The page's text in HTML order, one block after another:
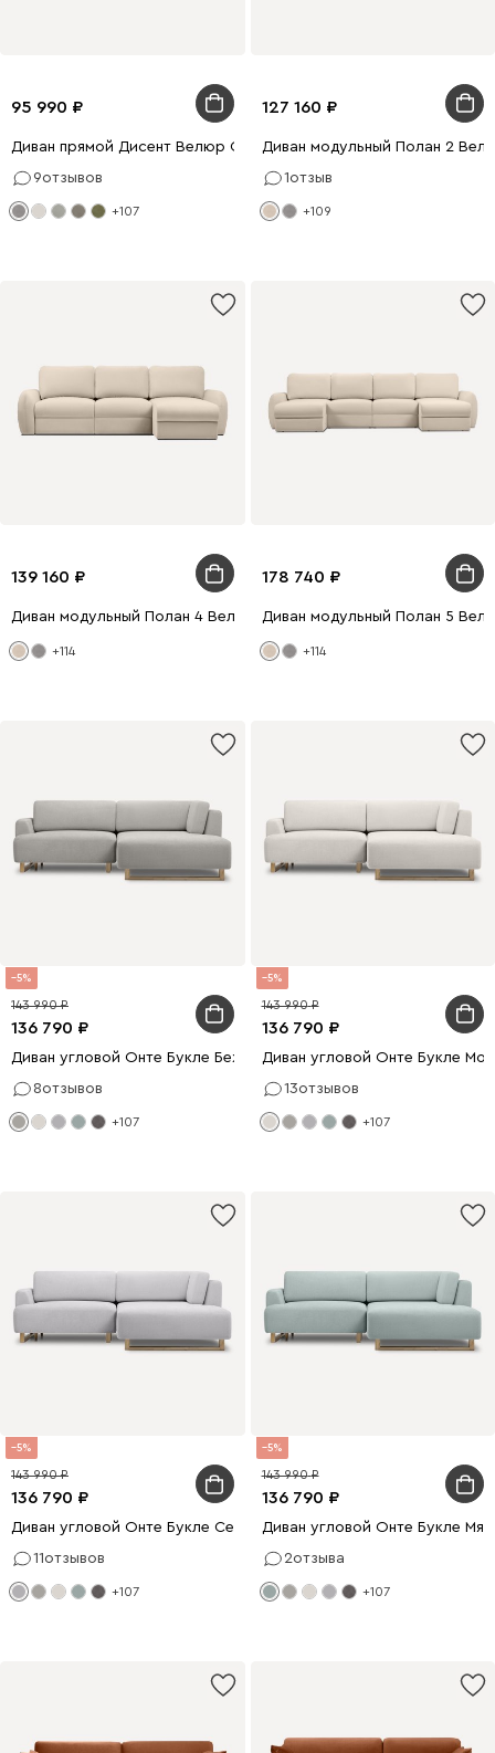
95 990
Диван прямой Дисент Велюр Светло-серый
9отзывов
+107
127 160
Диван модульный Полан 2
1отзыв
+109
139 160
Диван модульный Полан 4 Велюр Молочный
+114
178 740
Диван модульный Полан 5
+114
5
136 790
143 990
Диван угловой Онте Букле Бежевый
8отзывов
+107
5
136 790
143 990
Диван угловой Онте Букле
13отзывов
+107
5
136 790
143 990
Диван угловой Онте Букле Серый
11отзывов
+107
5
136 790
143 990
Диван угловой Онте Букле
2отзыва
+107